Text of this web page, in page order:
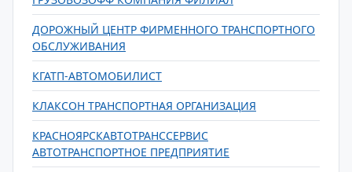
ДОРОЖНЫЙ ЦЕНТР ФИРМЕННОГО ТРАНСПОРТНОГО
ОБСЛУЖИВАНИЯ
КГАТП-АВТОМОБИЛИСТ
КЛАКСОН ТРАНСПОРТНАЯ ОРГАНИЗАЦИЯ
КРАСНОЯРСКАВТОТРАНССЕРВИС
АВТОТРАНСПОРТНОЕ ПРЕДПРИЯТИЕ